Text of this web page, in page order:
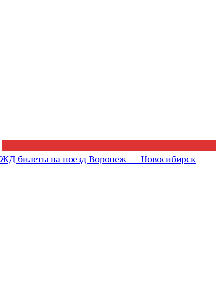
ЖД билеты на поезд Воронеж — Новосибирск